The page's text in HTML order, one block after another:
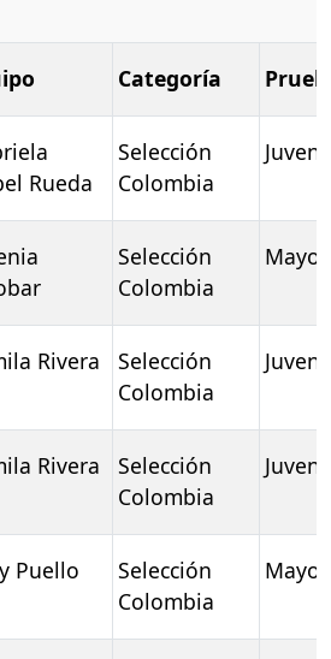
Categoría
Rueda
Selección
Colombia
Selección
Colombia
Rivera
Selección
Colombia
Rivera
Selección
Colombia
Puello
Selección
Colombia